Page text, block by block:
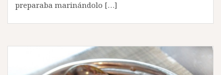
preparaba marinándolo […]